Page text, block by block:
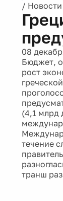
/ Новости
08
Бюджет,
рост
(4,1 млрд
течение
транш